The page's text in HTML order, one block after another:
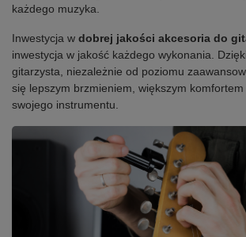
każdego muzyka.
Inwestycja w dobrej jakości akcesoria do
inwestycja w jakość każdego wykonania.
gitarzysta, niezależnie od poziomu
się lepszym brzmieniem, większym
swojego instrumentu.